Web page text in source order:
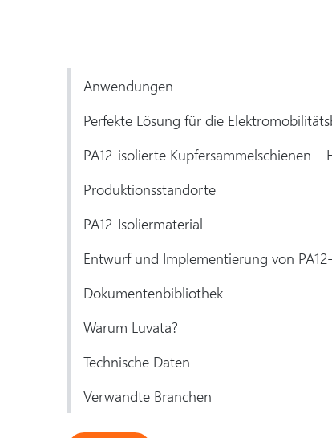
Anwendungen
Perfekte Lösung für die
PA12-isolierte Kupfersammelschienen –
Produktionsstandorte
PA12-Isoliermaterial
Entwurf und Implementierung von
Dokumentenbibliothek
Warum Luvata?
Technische Daten
Verwandte Branchen